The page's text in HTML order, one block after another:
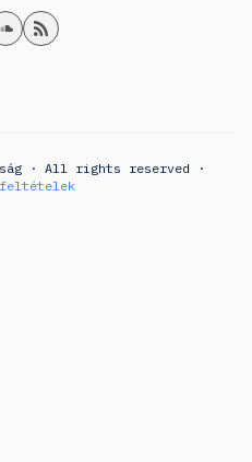
· All rights reserved ·
feltételek